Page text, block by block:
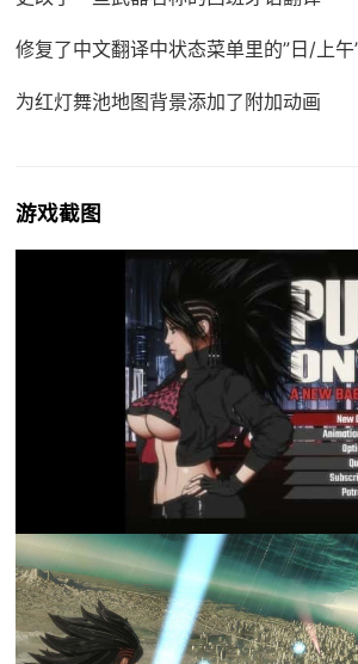
修复了中文翻译中状态菜单里的”日/上午
为红灯舞池地图背景添加了附加动画
游戏截图